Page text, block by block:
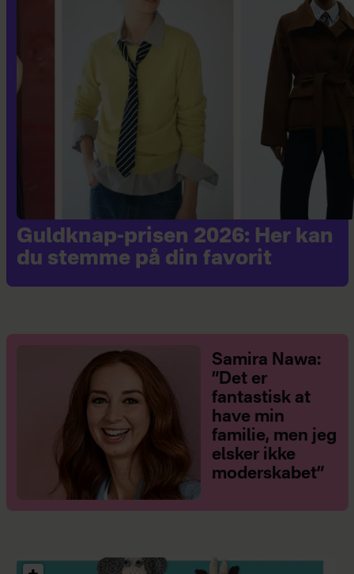
Guldknap-prisen 2026: Her kan
du stemme på din favorit
Samira Nawa:
”Det er
fantastisk at
have min
familie, men jeg
elsker ikke
moderskabet”